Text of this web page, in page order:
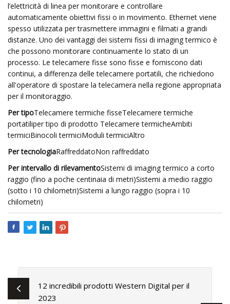
l’elettricità di linea per monitorare e controllare
automaticamente obiettivi fissi o in movimento. Ethernet viene
spesso utilizzata per trasmettere immagini e filmati a grandi
distanze. Uno dei vantaggi dei sistemi fissi di imaging termico è
che possono monitorare continuamente lo stato di un
processo. Le telecamere fisse sono fisse e forniscono dati
continui, a differenza delle telecamere portatili, che richiedono
all'operatore di spostare la telecamera nella regione appropriata
per il monitoraggio.
Per tipoTelecamere termiche fisseTelecamere termiche
portatiliper tipo di prodotto Telecamere termicheAmbiti
termiciBinocoli termiciModuli termiciAltro
Per tecnologiaRaffreddatoNon raffreddato
Per intervallo di rilevamentoSistemi di imaging termico a corto
raggio (fino a poche centinaia di metri)Sistemi a medio raggio
(sotto i 10 chilometri)Sistemi a lungo raggio (sopra i 10
chilometri)
12 incredibili prodotti Western Digital per il
2023